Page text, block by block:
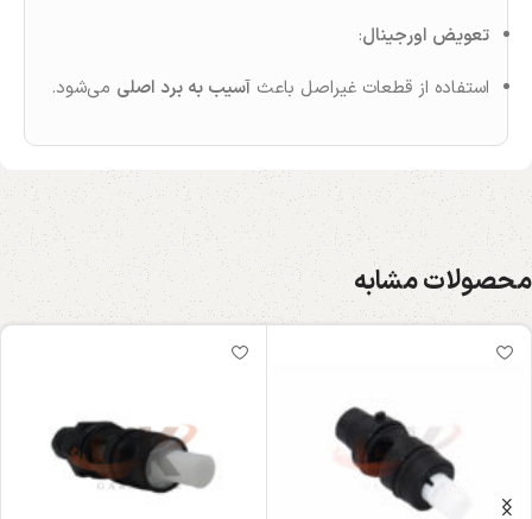
تعویض اورجینال:
استفاده از قطعات غیراصل باعث آسیب به برد اصلی می‌شود.
محصولات مشابه